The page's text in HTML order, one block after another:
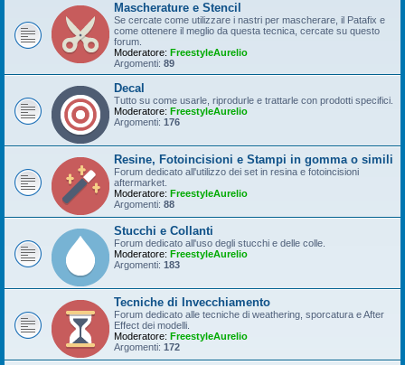
Mascherature e Stencil
Se cercate come utilizzare i nastri per mascherare, il Patafix e
come ottenere il meglio da questa tecnica, cercate su questo
forum.
Moderatore: FreestyleAurelio
Argomenti: 89
Decal
Tutto su come usarle, riprodurle e trattarle con prodotti specifici.
Moderatore: FreestyleAurelio
Argomenti: 176
Resine, Fotoincisioni e Stampi in gomma o simili
Forum dedicato all'utilizzo dei set in resina e fotoincisioni
aftermarket.
Moderatore: FreestyleAurelio
Argomenti: 88
Stucchi e Collanti
Forum dedicato all'uso degli stucchi e delle colle.
Moderatore: FreestyleAurelio
Argomenti: 183
Tecniche di Invecchiamento
Forum dedicato alle tecniche di weathering, sporcatura e After
Effect dei modelli.
Moderatore: FreestyleAurelio
Argomenti: 172